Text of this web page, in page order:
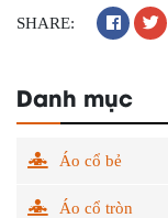
SHARE:
Danh mục
Áo cổ bẻ
Áo cổ tròn